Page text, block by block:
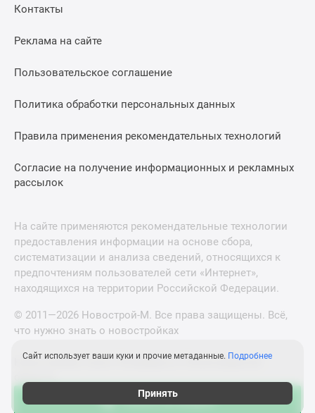
Узнать об акциях
Контакты
Реклама на сайте
Пользовательское соглашение
Политика обработки персональных данных
Правила применения рекомендательных технологий
Согласие на получение информационных и рекламных
рассылок
На сайте применяются рекомендательные технологии
предоставления информации на основе сбора,
систематизации и анализа сведений, относящихся к
предпочтениям пользователей сети «Интернет»,
находящихся на территории Российской Федерации.
© 2011—2026 Новострой-М. Все права защищены. Всё,
что нужно знать о новостройках
Новостройки Санкт-Петербурга и Ленинградской
Сайт использует ваши куки и прочие метаданные. Подробнее
Принять